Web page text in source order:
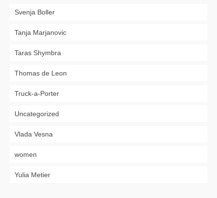
Svenja Boller
Tanja Marjanovic
Taras Shymbra
Thomas de Leon
Truck-a-Porter
Uncategorized
Vlada Vesna
women
Yulia Metier